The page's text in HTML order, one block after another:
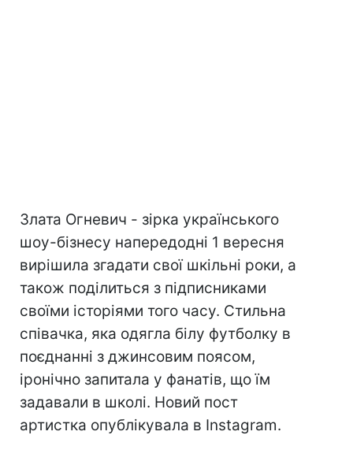
Злата Огневич - зірка українського
шоу-бізнесу напередодні 1 вересня
вирішила згадати свої шкільні роки, а
також поділиться з підписниками
своїми історіями того часу. Стильна
співачка, яка одягла білу футболку в
поєднанні з джинсовим поясом,
іронічно запитала у фанатів, що їм
задавали в школі. Новий пост
артистка опублікувала в Instagram.